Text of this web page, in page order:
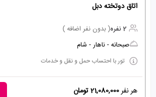
اتاق دوتخته دبل
2 نفره
( بدون نفر اضافه )
صبحانه - ناهار - شام
تور با احتساب حمل و نقل و خدمات
هر نفر21,080,000 تومان